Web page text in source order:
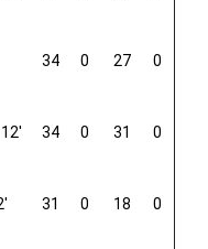
34 0 27 0
34 0 31 0
31 0 18 0